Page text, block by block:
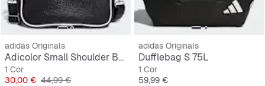
adidas Originals
Adicolor Small Shoulder Bag
1 Cor
Preço
30,00 € Preço original
44,99 €
adidas Originals
Dufflebag S 75L
1 Cor
Preço
59,99 €